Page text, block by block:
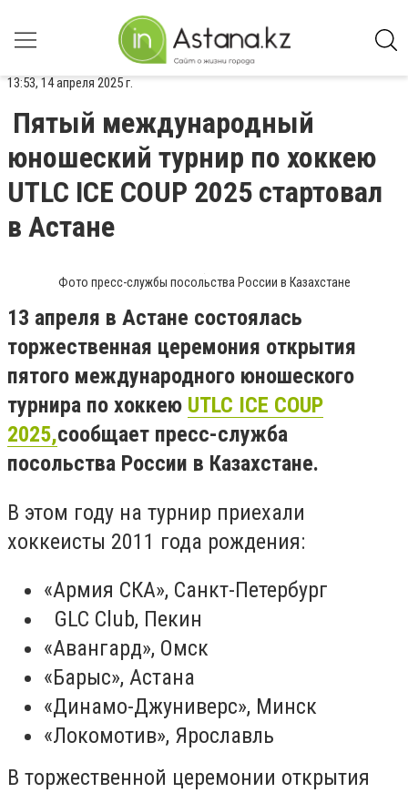
13:53, 14 апреля 2025 г.
Пятый международный
юношеский турнир по хоккею
UTLC ICE COUP 2025 стартовал
в Астане
Фото пресс-службы посольства России в Казахстане
13 апреля в Астане состоялась
торжественная церемония открытия
пятого международного юношеского
турнира по хоккею UTLC ICE COUP
2025,сообщает пресс-служба
посольства России в Казахстане.
В этом году на турнир приехали
хоккеисты 2011 года рождения:
«Армия СКА», Санкт-Петербург
GLC Club, Пекин
«Авангард», Омск
«Барыс», Астана
«Динамо-Джуниверс», Минск
«Локомотив», Ярославль
В торжественной церемонии открытия